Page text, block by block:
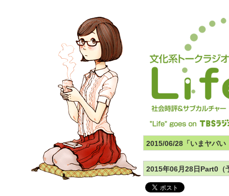
2015/06/28「いまヤバい
2015年06月28日Part0（